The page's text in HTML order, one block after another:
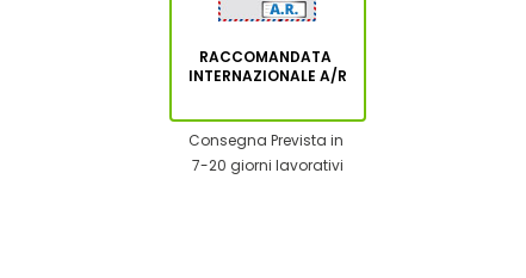
RACCOMANDATA
INTERNAZIONALE A/R
Consegna Prevista in
7-20 giorni lavorativi